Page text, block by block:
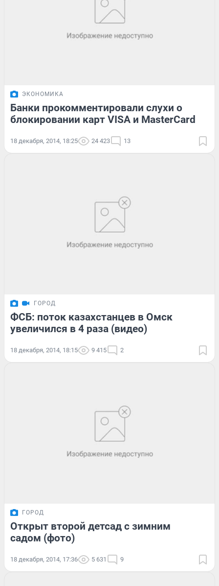
ЭКОНОМИКА
Банки прокомментировали слухи о
блокировании карт VISA и MasterCard
18 декабря, 2014, 18:25 24 423 13
ГОРОД
ФСБ: поток казахстанцев в Омск
увеличился в 4 раза (видео)
18 декабря, 2014, 18:15 9 415 2
ГОРОД
Открыт второй детсад с зимним
садом (фото)
18 декабря, 2014, 17:36 5 631 9